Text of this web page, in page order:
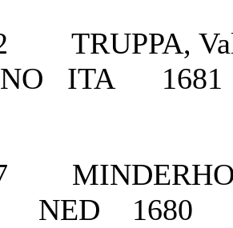
ITA 1681
NED 1680